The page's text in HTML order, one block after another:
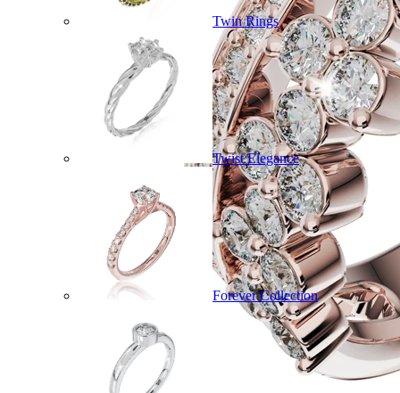
Twin Rings
Twist Elegance
Forever Collection